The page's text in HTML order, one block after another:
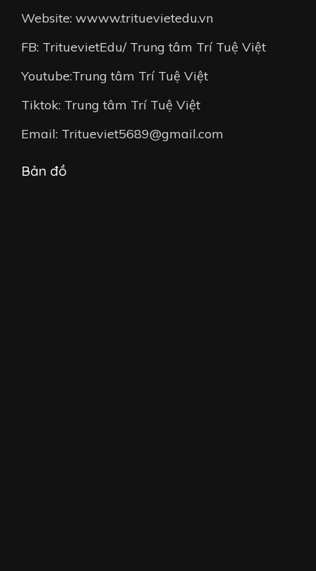
Website: wwww.trituevietedu.vn
FB: TrituevietEdu/ Trung tâm Trí Tuệ Việt
Youtube:Trung tâm Trí Tuệ Việt
Tiktok: Trung tâm Trí Tuệ Việt
Email: Tritueviet5689@gmail.com
Bản đồ